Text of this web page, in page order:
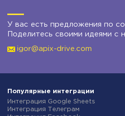
У вас есть предложения по
Поделитесь своими идеями с
igor@apix-drive.com
Популярные интеграции
Интеграция Google Sheets
Интеграция Телеграм